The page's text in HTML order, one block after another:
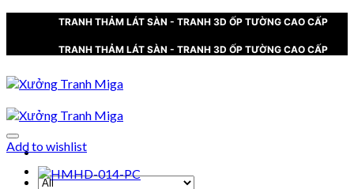
TRANH THẢM LÁT SÀN - TRANH 3D ỐP TƯỜNG CAO CẤP
TRANH THẢM LÁT SÀN - TRANH 3D ỐP TƯỜNG CAO CẤP
XƯỞNG TRANH MIGA
Add to wishlist